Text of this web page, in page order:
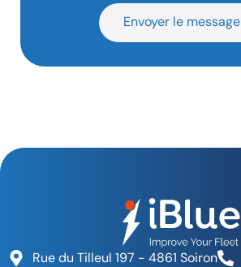
Envoyer le message
Rue du Tilleul 197 - 4861 Soiron